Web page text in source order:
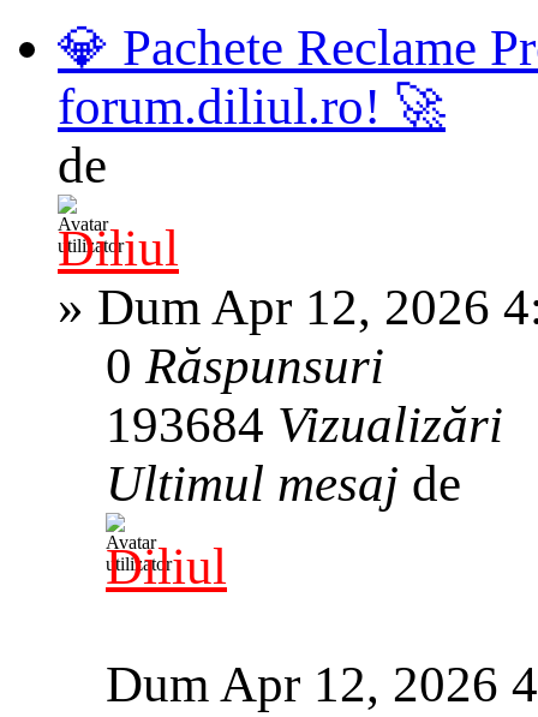
💎 Pachete Reclame
forum.diliul.ro! 🚀
de
Diliul
» Dum Apr 12, 2026
0Răspunsuri
193684 Vizualizări
Ultimul mesaj de
Diliul
Dum Apr 12, 2026